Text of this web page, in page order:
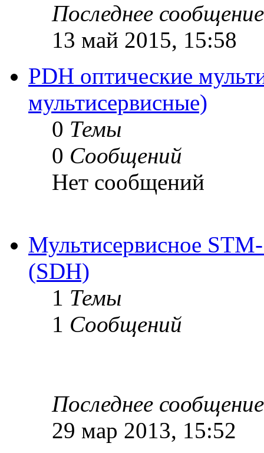
Последнее сообщение
13 май 2015, 15:58
PDH оптические
мультисервисные)
0 Темы
0 Сообщений
Нет сообщений
Мультисервисное
(SDH)
1 Темы
1 Сообщений
Последнее сообщение
29 мар 2013, 15:52